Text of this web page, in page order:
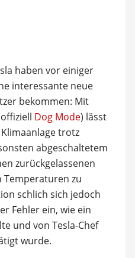
haben vor einiger
interessante neue
bekommen: Mit
Dog Mode) lässt
trotz
abgeschaltetem
zurückgelassenen
Temperaturen zu
schlich sich jedoch
Fehler ein, wie ein
und von Tesla-Chef
wurde.